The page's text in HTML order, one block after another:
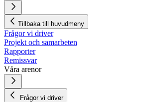
Tillbaka till huvudmeny
Frågor vi driver
Projekt och samarbeten
Rapporter
Remissvar
Våra arenor
Frågor vi driver